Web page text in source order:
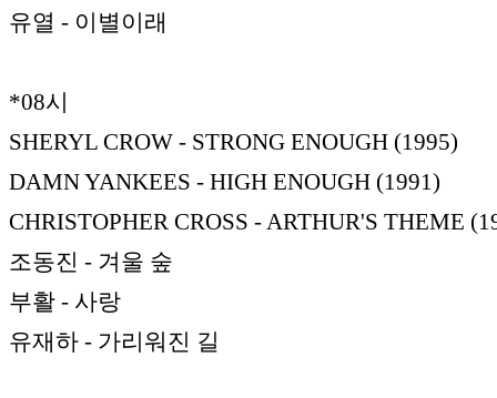
유열 - 이별이래
*08시
SHERYL CROW - STRONG ENOUGH (1995)
DAMN YANKEES - HIGH ENOUGH (1991)
CHRISTOPHER CROSS - ARTHUR'S THEME
조동진 - 겨울 숲
부활 - 사랑
유재하 - 가리워진 길